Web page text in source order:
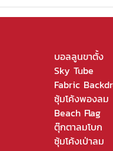
บอลลูนขาตั้ง
Sky Tube
Fabric
ซุ้มโค้งพองลม
Beach Flag
ตุ๊กตาลมโบก
ซุ้มโค้งเป่าลม